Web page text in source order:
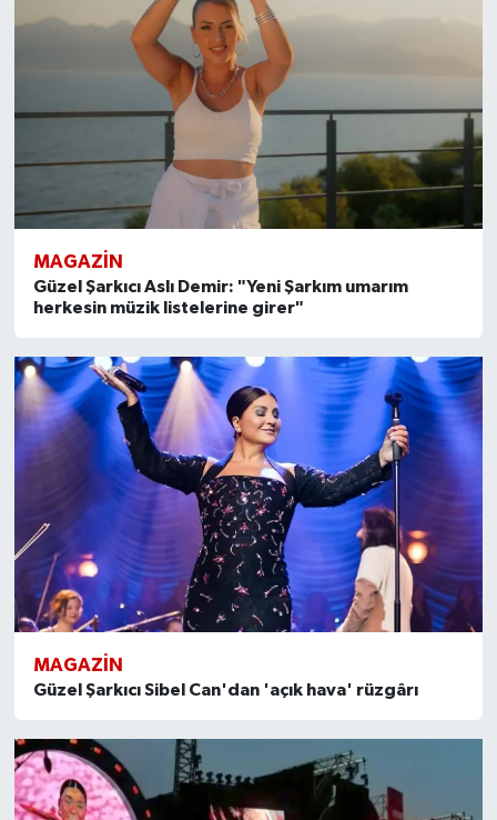
MAGAZİN
Güzel Şarkıcı Aslı Demir: "Yeni Şarkım umarım
herkesin müzik listelerine girer"
MAGAZİN
Güzel Şarkıcı Sibel Can'dan 'açık hava' rüzgârı